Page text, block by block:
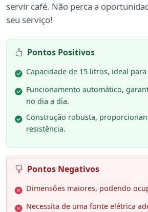
servir café. Não perca a
seu serviço!
Pontos Positivos
Capacidade de 15 litros, ideal
Funcionamento automático,
no dia a dia.
Construção robusta,
resistência.
Pontos Negativos
Dimensões maiores, podendo
Necessita de uma fonte elétrica